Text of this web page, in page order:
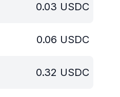
0.03 USDC
0.06 USDC
0.32 USDC